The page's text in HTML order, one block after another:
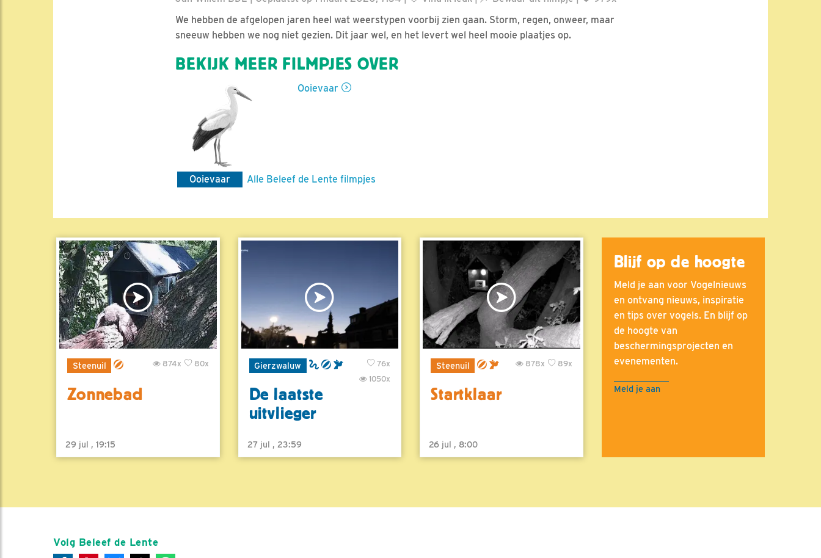
We hebben de afgelopen jaren heel wat weerstypen voorbij zien gaan. Storm, regen, onweer, maar
sneeuw hebben we nog niet gezien. Dit jaar wel, en het levert wel heel mooie plaatjes op.
BEKIJK MEER FILMPJES OVER
Ooievaar
Ooievaar Alle Beleef de Lente filmpjes
Steenuil 80x
874x
Zonnebad
29 jul , 19:15
Gierzwaluw
76x
1050x
De laatste
uitvlieger
27 jul , 23:59
Steenuil 89x
878x
Startklaar
26 jul , 8:00
Blijf op de hoogte
Meld je aan voor Vogelnieuws
en ontvang nieuws, inspiratie
en tips over vogels. En blijf op
de hoogte van
beschermingsprojecten en
evenementen.
Meld je aan
Volg Beleef de Lente